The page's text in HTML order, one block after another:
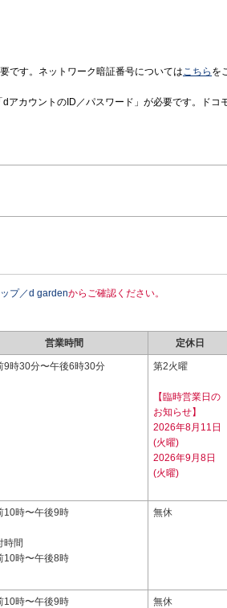
です。ネットワーク暗証番号についてはこちら を
アカウントのID／パスワード」が必要です。ドコ
プ／d gardenからご確認ください。
営業時間 定休日
9時30分〜午後6時30分 第2火曜
【臨時営業日の
お知らせ】
2026年8月11日
(火曜)
2026年9月8日
(火曜)
10時〜午後9時
時間
10時〜午後8時
無休
10時〜午後9時 無休